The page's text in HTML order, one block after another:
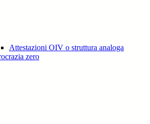
Attestazioni OIV o struttura analoga
zero